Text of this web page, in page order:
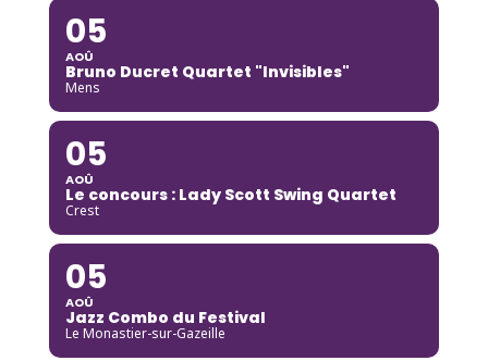
05
AOÛ
Bruno Ducret Quartet "Invisibles"
Mens
05
AOÛ
Le concours : Lady Scott Swing Quartet
Crest
05
AOÛ
Jazz Combo du Festival
Le Monastier-sur-Gazeille